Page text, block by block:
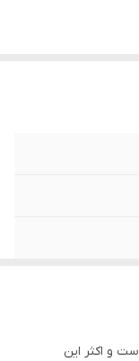
و اکثر این